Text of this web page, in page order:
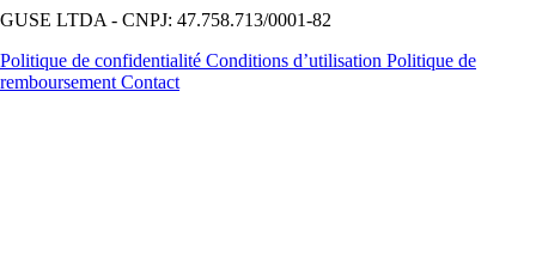
GUSE LTDA - CNPJ: 47.758.713/0001-82
Politique de confidentialité Conditions d’utilisation Politique de
remboursement Contact